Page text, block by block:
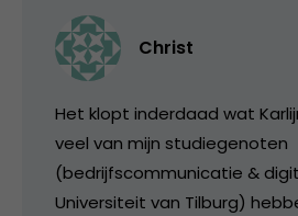
Christ
Het klopt inderdaad wat
veel van mijn studiegenoten
(bedrijfscommunicatie &
Universiteit van Tilburg)